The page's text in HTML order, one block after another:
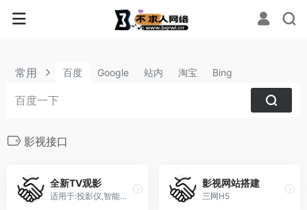
常用 百度 Google 站内 淘宝 Bing
影视接口
全新TV观影
适用于:投影仪,智能电视机,顶盒,安卓手机
影视网站搭建
三网H5